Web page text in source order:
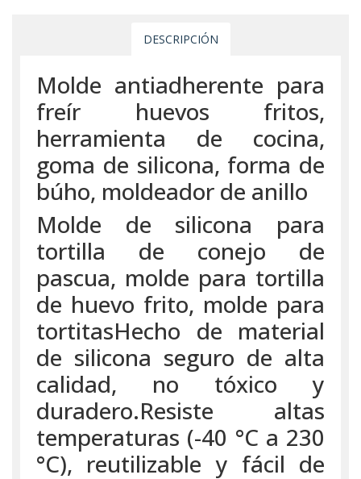
DESCRIPCIÓN
Molde antiadherente para
freír huevos fritos,
herramienta de cocina,
goma de silicona, forma de
búho, moldeador de anillo
Molde de silicona para
tortilla de conejo de
pascua, molde para tortilla
de huevo frito, molde para
tortitasHecho de material
de silicona seguro de alta
calidad, no tóxico y
duradero.Resiste altas
temperaturas (-40 °C a 230
°C), reutilizable y fácil de